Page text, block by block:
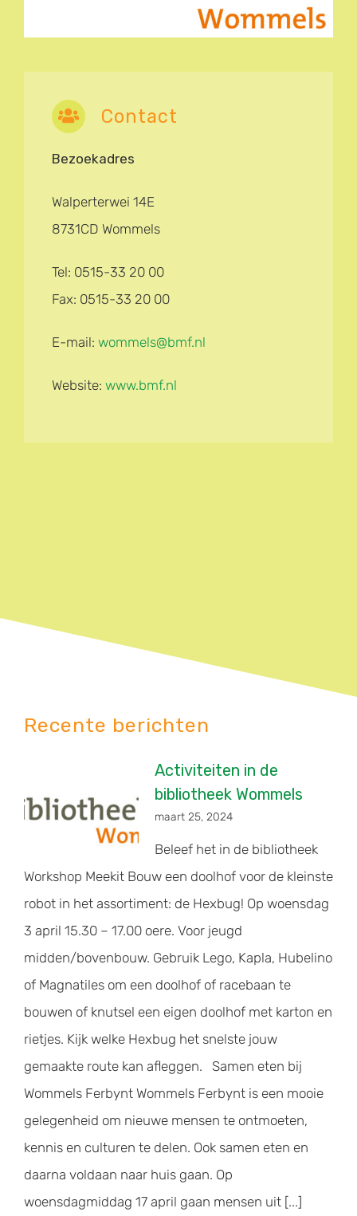
Contact
Bezoekadres
Walperterwei 14E
8731CD Wommels
Tel: 0515-33 20 00
Fax: 0515-33 20 00
E-mail: wommels@bmf.nl
Website: www.bmf.nl
Recente berichten
Activiteiten in de
bibliotheek Wommels
maart 25, 2024
Beleef het in de bibliotheek
Workshop Meekit Bouw een doolhof voor de kleinste
robot in het assortiment: de Hexbug! Op woensdag
3 april 15.30 – 17.00 oere. Voor jeugd
midden/bovenbouw. Gebruik Lego, Kapla, Hubelino
of Magnatiles om een doolhof of racebaan te
bouwen of knutsel een eigen doolhof met karton en
rietjes. Kijk welke Hexbug het snelste jouw
gemaakte route kan afleggen. Samen eten bij
Wommels Ferbynt Wommels Ferbynt is een mooie
gelegenheid om nieuwe mensen te ontmoeten,
kennis en culturen te delen. Ook samen eten en
daarna voldaan naar huis gaan. Op
woensdagmiddag 17 april gaan mensen uit [...]